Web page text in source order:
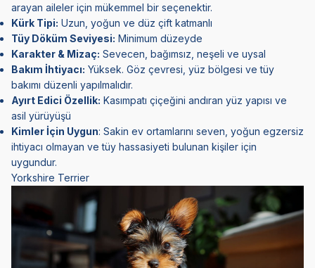
arayan aileler için mükemmel bir seçenektir.
Kürk Tipi: Uzun, yoğun ve düz çift katmanlı
Tüy Döküm Seviyesi: Minimum düzeyde
Karakter & Mizaç: Sevecen, bağımsız, neşeli ve uysal
Bakım İhtiyacı: Yüksek. Göz çevresi, yüz bölgesi ve tüy
bakımı düzenli yapılmalıdır.
Ayırt Edici Özellik: Kasımpatı çiçeğini andıran yüz yapısı ve
asil yürüyüşü
Kimler İçin Uygun: Sakin ev ortamlarını seven, yoğun egzersiz
ihtiyacı olmayan ve tüy hassasiyeti bulunan kişiler için
uygundur.
Yorkshire Terrier